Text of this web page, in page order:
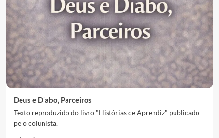
Deus e Diabo, Parceiros
Texto reproduzido do livro "Histórias de Aprendiz" publicado
pelo colunista.